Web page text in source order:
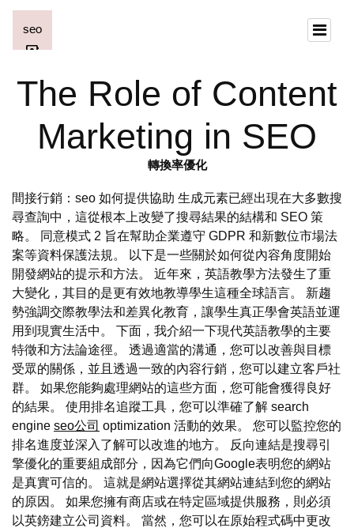
The Role of Content
Marketing in SEO
轉換率優化
間接行銷：seo 如何提供協助 生成元素已經出現在大多數搜
尋查詢中，這從根本上改變了搜尋結果的結構和 SEO 策
略。 同意模式 2 旨在幫助企業遵守 GDPR 和新數位市場法
案等資料保護法規。 以下是一些關於如何從內容角度開始
開發網站的提示和方法。 近年來，英語教學方法發生了重
大變化，其目的是更有效地教導學生這種全球語言。 新趨
勢強調交際教學法和差異化教育，讓學生真正學會英語並運
用到現實生活中。 下面，我介紹一下現代英語教學的主要
特徵和方法論途徑。 透過適當的溝通，您可以改善與目標
受眾的關係，並且透過一致的內容行銷，您可以建立客戶社
群。 如果您能夠處理網站的這些方面，您可能會獲得良好
的結果。 使用排名追蹤工具，您可以準確了解 search
engine seo公司 optimization 活動的效果。 您可以監控您的
排名進度並深入了解可以改進的地方。 反向連結是搜尋引
擎優化的重要組成部分，因為它們向Google表明您的網站
是真實可信的。 這就是網站選擇從其網站連結到您的網站
的原因。 如果您擁有商店或在特定區域提供服務，則必須
以英鎊建立公司資料。 當然，您可以在原始程式碼中更改